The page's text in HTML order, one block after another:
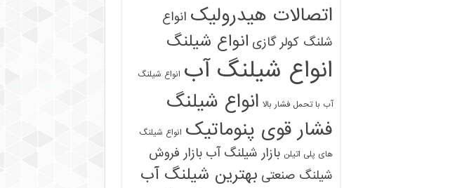
اتصالات هیدرولیک انواع
شلنگ کولر گازی انواع شیلنگ
انواع شیلنگ آب انواع شیلنگ
آب با تحمل فشار بالا انواع شیلنگ
فشار قوی پنوماتیک انواع شیلنگ
های پلی اتیلن بازار شیلنگ آب بازار فروش
شیلنگ صنعتی بهترین شیلنگ آب